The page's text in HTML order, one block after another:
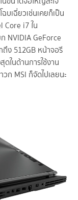
บเฉี่ยวเช่นเคยก็เป็น
Core i7 ใน
NVIDIA GeForce
ถึง 512GB หน้าจอรี
ในด้านการใช้งาน
ก MSI ก็จัดไปเลยนะ